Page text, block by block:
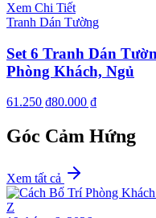
Xem Chi Tiết
Tranh Dán Tường
Set 6 Tranh Dán
Phòng Khách, Ngủ
61.250 ₫80.000 ₫
Góc Cảm Hứng
Xem tất cả